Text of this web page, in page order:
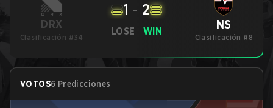
DRX
Clasificación #34
LOSE
1 - 2
WIN NS
Clasificación #8
VOTOS6 Predicciones